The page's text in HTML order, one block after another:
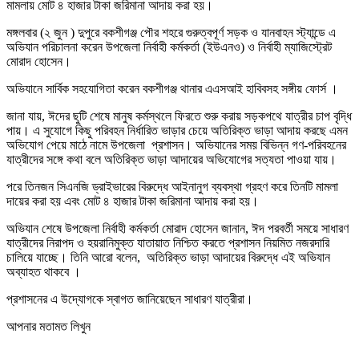
মামলায় মোট ৪ হাজার টাকা জরিমানা আদায় করা হয়।
মঙ্গলবার (২ জুন ) দুপুরে বকশীগঞ্জ পৌর শহরে গুরুত্বপূর্ণ সড়ক ও যানবাহন স্ট্যান্ডে এ
অভিযান পরিচালনা করেন উপজেলা নির্বাহী কর্মকর্তা (ইউএনও) ও নির্বাহী ম্যাজিস্ট্রেট
মোরাদ হোসেন।
অভিযানে সার্বিক সহযোগিতা করেন বকশীগঞ্জ থানার এএসআই হাবিবসহ সঙ্গীয় ফোর্স ।
জানা যায়, ঈদের ছুটি শেষে মানুষ কর্মস্থলে ফিরতে শুরু করায় সড়কপথে যাত্রীর চাপ বৃদ্ধি
পায়। এ সুযোগে কিছু পরিবহন নির্ধারিত ভাড়ার চেয়ে অতিরিক্ত ভাড়া আদায় করছে এমন
অভিযোগ পেয়ে মাঠে নামে উপজেলা প্রশাসন। অভিযানের সময় বিভিন্ন গণ-পরিবহনের
যাত্রীদের সঙ্গে কথা বলে অতিরিক্ত ভাড়া আদায়ের অভিযোগের সত্যতা পাওয়া যায়।
পরে তিনজন সিএনজি ড্রাইভারের বিরুদ্ধে আইনানুগ ব্যবস্থা গ্রহণ করে তিনটি মামলা
দায়ের করা হয় এবং মোট ৪ হাজার টাকা জরিমানা আদায় করা হয়।
অভিযান শেষে উপজেলা নির্বাহী কর্মকর্তা মোরাদ হোসেন জানান, ঈদ পরবর্তী সময়ে সাধারণ
যাত্রীদের নিরাপদ ও হয়রানিমুক্ত যাতায়াত নিশ্চিত করতে প্রশাসন নিয়মিত নজরদারি
চালিয়ে যাচ্ছে। তিনি আরো বলেন, অতিরিক্ত ভাড়া আদায়ের বিরুদ্ধে এই অভিযান
অব্যাহত থাকবে ।
প্রশাসনের এ উদ্যোগকে স্বাগত জানিয়েছেন সাধারণ যাত্রীরা।
আপনার মতামত লিখুন